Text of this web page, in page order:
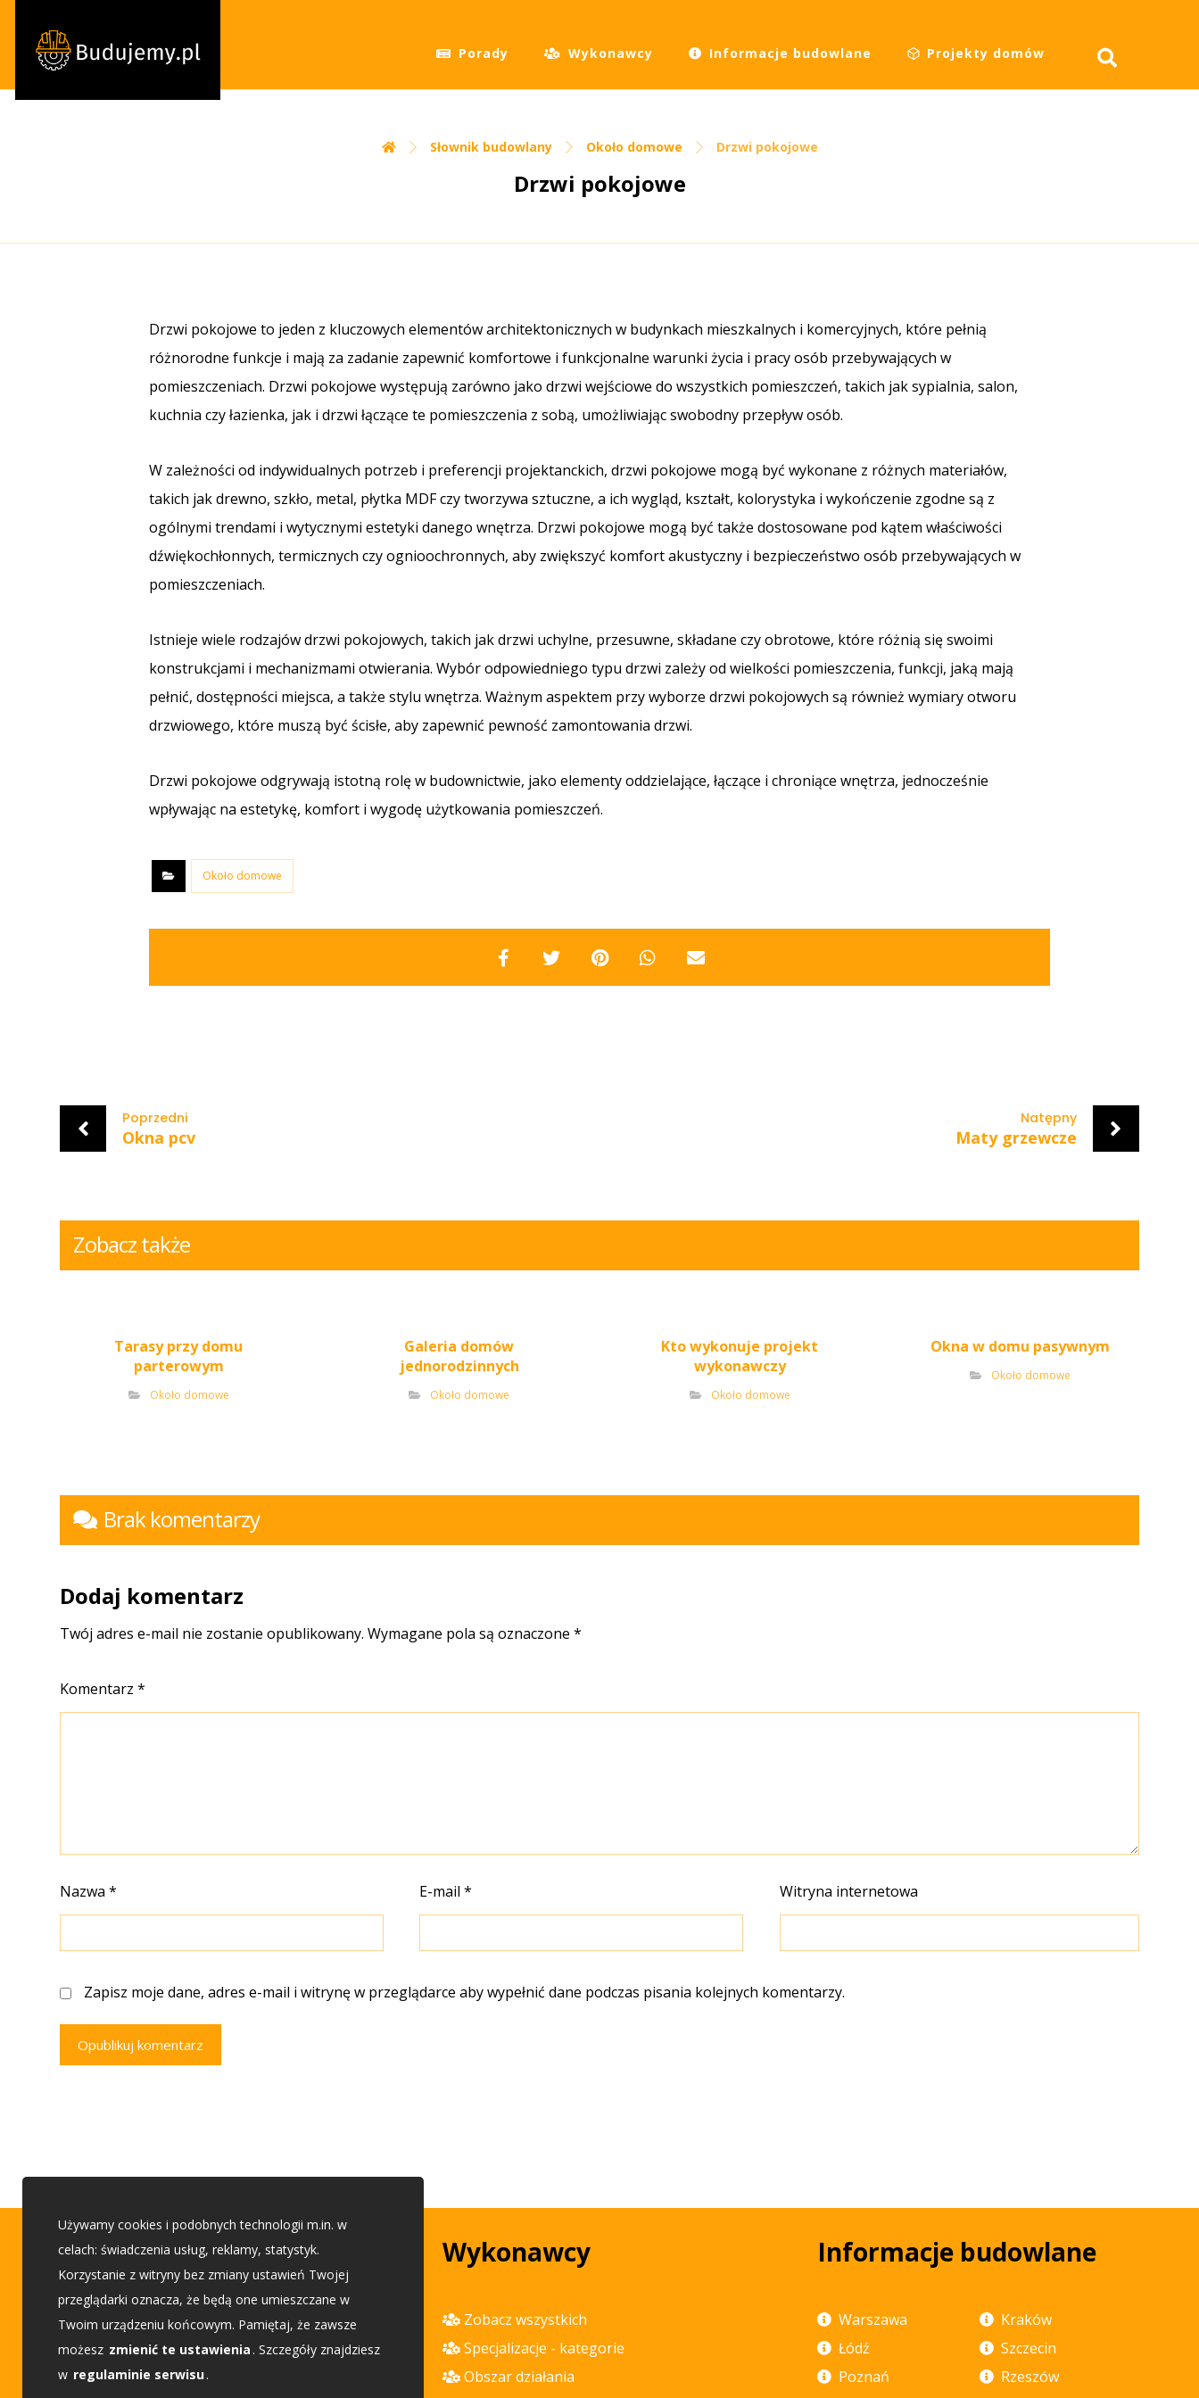
Porady Wykonawcy Informacje budowlane Projekty domów
Słownik budowlany Około domowe Drzwi pokojowe
Drzwi pokojowe
Drzwi pokojowe to jeden z kluczowych elementów architektonicznych w budynkach mieszkalnych i komercyjnych, które pełnią
różnorodne funkcje i mają za zadanie zapewnić komfortowe i funkcjonalne warunki życia i pracy osób przebywających w
pomieszczeniach. Drzwi pokojowe występują zarówno jako drzwi wejściowe do wszystkich pomieszczeń, takich jak sypialnia, salon,
kuchnia czy łazienka, jak i drzwi łączące te pomieszczenia z sobą, umożliwiając swobodny przepływ osób.
W zależności od indywidualnych potrzeb i preferencji projektanckich, drzwi pokojowe mogą być wykonane z różnych materiałów,
takich jak drewno, szkło, metal, płytka MDF czy tworzywa sztuczne, a ich wygląd, kształt, kolorystyka i wykończenie zgodne są z
ogólnymi trendami i wytycznymi estetyki danego wnętrza. Drzwi pokojowe mogą być także dostosowane pod kątem właściwości
dźwiękochłonnych, termicznych czy ognioochronnych, aby zwiększyć komfort akustyczny i bezpieczeństwo osób przebywających w
pomieszczeniach.
Istnieje wiele rodzajów drzwi pokojowych, takich jak drzwi uchylne, przesuwne, składane czy obrotowe, które różnią się swoimi
konstrukcjami i mechanizmami otwierania. Wybór odpowiedniego typu drzwi zależy od wielkości pomieszczenia, funkcji, jaką mają
pełnić, dostępności miejsca, a także stylu wnętrza. Ważnym aspektem przy wyborze drzwi pokojowych są również wymiary otworu
drzwiowego, które muszą być ścisłe, aby zapewnić pewność zamontowania drzwi.
Drzwi pokojowe odgrywają istotną rolę w budownictwie, jako elementy oddzielające, łączące i chroniące wnętrza, jednocześnie
wpływając na estetykę, komfort i wygodę użytkowania pomieszczeń.
Około domowe
Poprzedni
Okna pcv
Natępny
Maty grzewcze
Zobacz także
Tarasy przy domu
parterowym
Około domowe
Galeria domów
jednorodzinnych
Około domowe
Kto wykonuje projekt
wykonawczy
Około domowe
Okna w domu pasywnym
Około domowe
Brak komentarzy
Dodaj komentarz
Twój adres e-mail nie zostanie opublikowany. Wymagane pola są oznaczone*
Komentarz*
Nazwa* E-mail* Witryna internetowa
Zapisz moje dane, adres e-mail i witrynę w przeglądarce aby wypełnić dane podczas pisania kolejnych komentarzy.
Opublikuj komentarz
Porady budowlane
Etap 1 - Przed budową
Etap 2 - Wybieam projekt
Etap 3 - Buduję dom
Wykonawcy
Zobacz wszystkich
Specjalizacje - kategorie
Obszar działania
Informacje budowlane
Warszawa
Kraków
Łódź
Szczecin
Poznań
Rzeszów
Używamy cookies i podobnych technologii m.in. w
celach: świadczenia usług, reklamy, statystyk.
Korzystanie z witryny bez zmiany ustawień Twojej
przeglądarki oznacza, że będą one umieszczane w
Twoim urządzeniu końcowym. Pamiętaj, że zawsze
możesz zmienić te ustawienia . Szczegóły znajdziesz
w regulaminie serwisu.